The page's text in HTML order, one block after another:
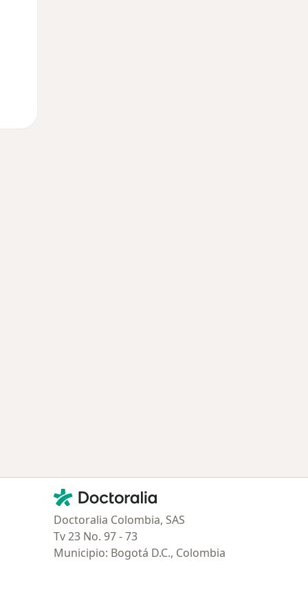
Contacto
Doctoralia - Página de inicio
Doctoralia Colombia, SAS
Tv 23 No. 97 - 73
Municipio: Bogotá D.C., Colombia